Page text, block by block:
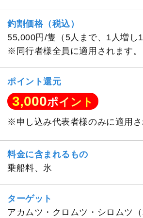
釣割価格（税込）
55,000円/隻（5人まで、1人増し
※同行者様全員に適用されます。
ポイント還元
3,000ポイント
※申し込み代表者様のみに適用さ
料金に含まれるもの
乗船料、氷
ターゲット
アカムツ・クロムツ・シロムツ